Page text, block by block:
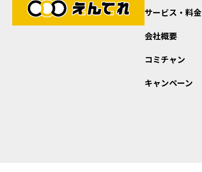
サービス・料金
会社概要
コミチャン
キャンペーン